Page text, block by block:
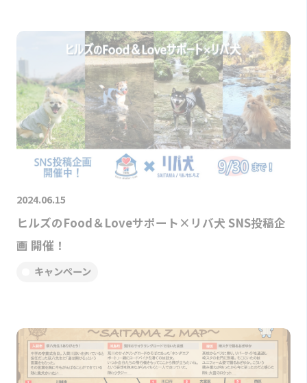
2024.06.15
ヒルズのFood＆Loveサポート×リバ犬 SNS投稿企
画 開催！
キャンペーン